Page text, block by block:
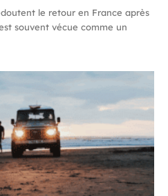
le retour en France après
souvent vécue comme un